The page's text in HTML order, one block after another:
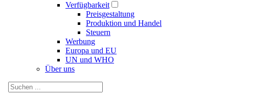
Verfügbarkeit
Preisgestaltung
Produktion und Handel
Steuern
Werbung
Europa und EU
UN und WHO
Über uns